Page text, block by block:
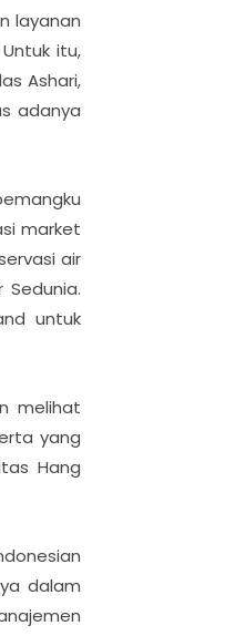
layanan
itu,
Ashari,
adanya
market
air
untuk
melihat
yang
Hang
dalam